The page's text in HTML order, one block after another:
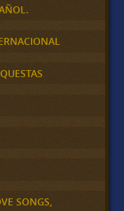
SONGS,